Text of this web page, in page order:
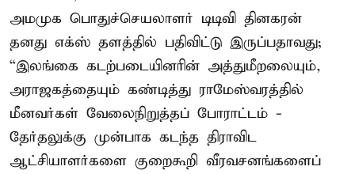
அமமுக பொதுச்செயலாளர் டிடிவி தினகரன்
தனது எக்ஸ் தளத்தில் பதிவிட்டு இருப்பதாவது;
“இலங்கை கடற்படையினரின் அத்துமீறலையும்,
அராஜகத்தையும் கண்டித்து ராமேஸ்வரத்தில்
மீனவர்கள் வேலைநிறுத்தப் போராட்டம் -
தேர்தலுக்கு முன்பாக கடந்த திராவிட
ஆட்சியாளர்களை குறைகூறி வீரவசனங்களைப்